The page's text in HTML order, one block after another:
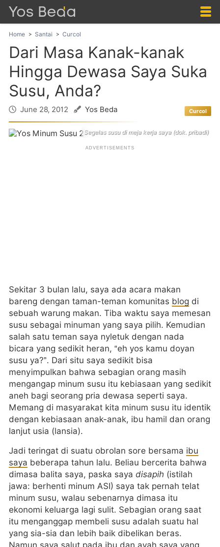
Home Santai Curcol
Dari Masa Kanak-kanak
Hingga Dewasa Saya Suka
Susu, Anda?
June 28, 2012 Yos Beda Curcol
Segelas susu di meja kerja saya (dok. pribadi)
Sekitar 3 bulan lalu, saya ada acara makan
bareng dengan taman-teman komunitas blog di
sebuah warung makan. Tiba waktu saya memesan
susu sebagai minuman yang saya pilih. Kemudian
salah satu teman saya nyletuk dengan nada
bicara yang sedikit heran, “eh yos kamu doyan
susu ya?”. Dari situ saya sedikit bisa
menyimpulkan bahwa sebagian orang masih
mengangap minum susu itu kebiasaan yang sedikit
aneh bagi seorang pria dewasa seperti saya.
Memang di masyarakat kita minum susu itu identik
dengan kebiasaan anak-anak, ibu hamil dan orang
lanjut usia (lansia).
Jadi teringat di suatu obrolan sore bersama ibu
saya beberapa tahun lalu. Beliau bercerita bahwa
dimasa balita saya, paska saya disapih (istilah
jawa: berhenti minum ASI) saya tak pernah telat
minum susu, walau sebenarnya dimasa itu
ekonomi keluarga lagi sulit. Sebagian orang saat
itu menganggap membeli susu adalah suatu hal
yang sia-sia dan lebih baik dibelikan beras.